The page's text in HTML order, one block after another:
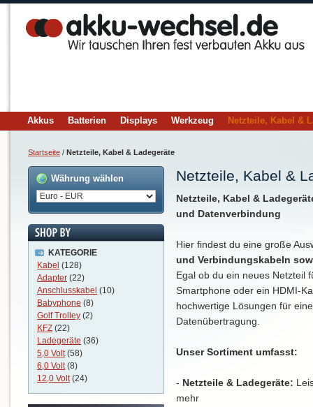
Akkus Batterien Displays Werkzeug Netzteile, Kabel &
Startseite / Netzteile, Kabel & Ladegeräte
Netzteile, Kabel &
Netzteile, Kabel &
und Datenverbindung
Hier findest du eine große
und Verbindungskabeln
Egal ob du ein neues Netzteil
Smartphone oder ein HDMI-
hochwertige Lösungen für
Datenübertragung.
Unser Sortiment umfasst:
- Netzteile & Ladegeräte:
mehr
Währung wählen
KATEGORIE
Kabel (128)
Adapter (22)
Anschlusskabel (10)
Babyphone (8)
Golf Trolley (2)
KFZ (22)
Ladegeräte (36)
5,0 Volt(58)
6,0 Volt(8)
12,0 Volt(24)